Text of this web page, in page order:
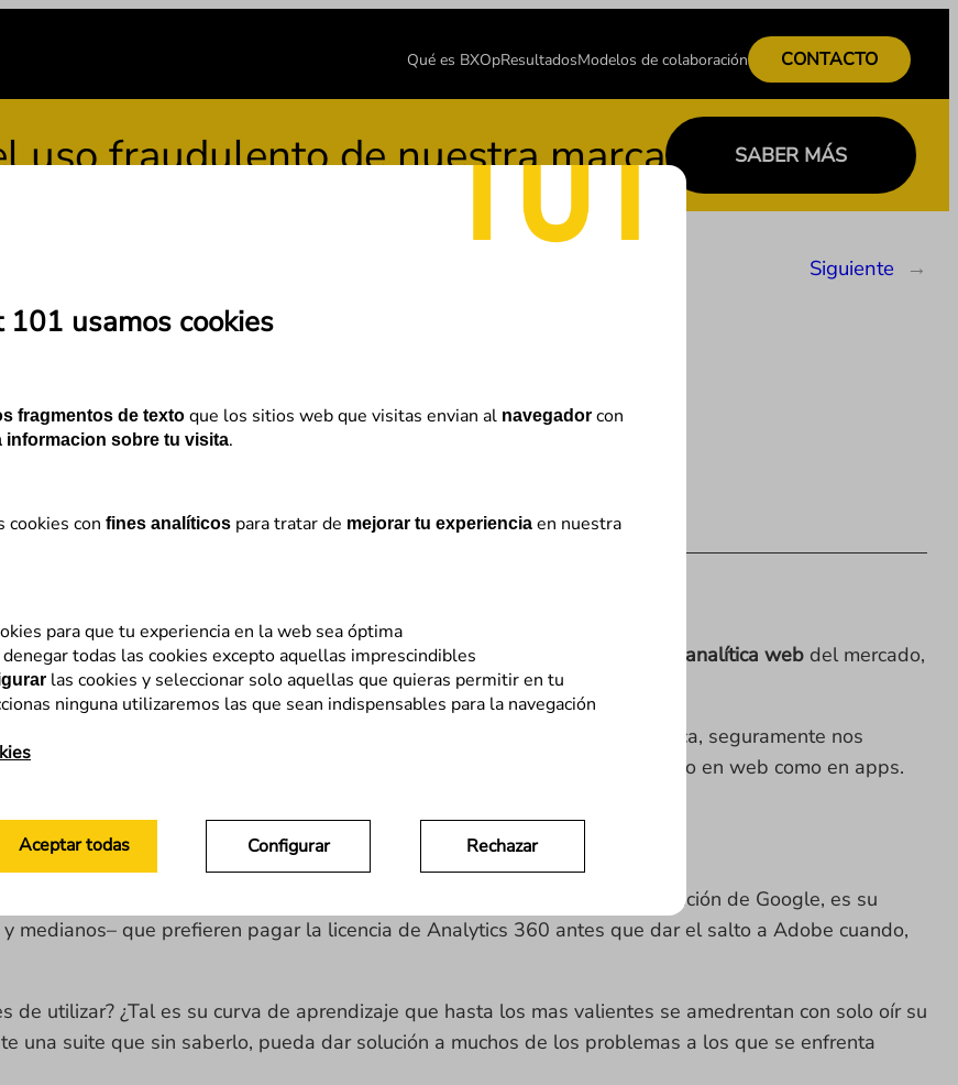
usamos cookies
fragmentos de texto que los sitios web que visitas envian al navegador con
informacion sobre tu visita.
cookies con fines analíticos para tratar de mejorar tu experiencia en nuestra
para que tu experiencia en la web sea óptima
denegar todas las cookies excepto aquellas imprescindibles
las cookies y seleccionar solo aquellas que quieras permitir en tu
ninguna utilizaremos las que sean indispensables para la navegación
Configurar Rechazar
Aceptar todas
Qué es BXOpResultadosModelos de colaboración CONTACTO
fraudulento de nuestra marca SABER MÁS
Siguiente →
I
Flat 101 para refrescar los conocimientos de la“otra gran herramienta analítica web del mercado,
en acción.
del marketing online o desarrollo web sobre herramientas de analítica, seguramente nos
es perfectamente entendible ya que es la más extendida del mercado, tanto en web como en apps.
extendida, el porqué la gente se decanta 9 de cada 10 veces por la solución de Google, es su
medianos– que prefieren pagar la licencia de Analytics 360 antes que dar el salto a Adobe cuando,
de utilizar? ¿Tal es su curva de aprendizaje que hasta los mas valientes se amedrentan con solo oír su
una suite que sin saberlo, pueda dar solución a muchos de los problemas a los que se enfrenta